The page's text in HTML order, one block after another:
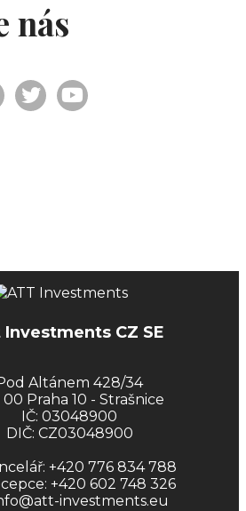
nás
CZ SE
Altánem 428/34
00 Praha 10 - Strašnice
IČ: 03048900
DIČ: CZ03048900
+420 776 834 788
+420 602 748 326
investments.eu